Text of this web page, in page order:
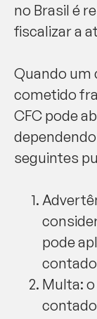
no Brasil é
fiscalizar a
Quando um
cometido
CFC pode
seguintes
pode
Multa: